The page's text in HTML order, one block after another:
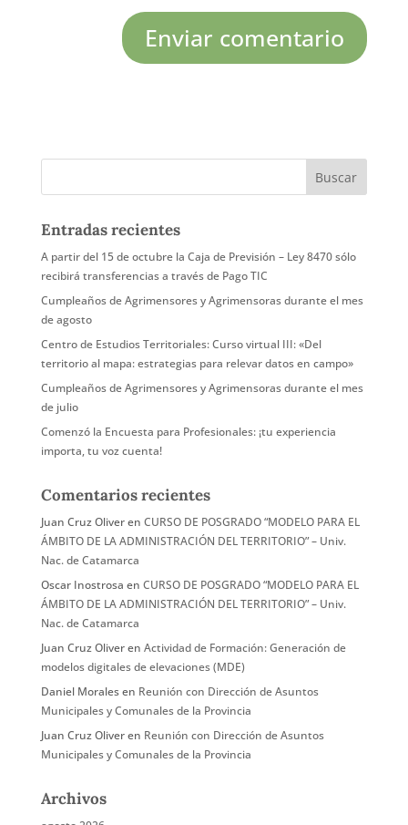
Entradas recientes
A partir del 15 de octubre la Caja de Previsión – Ley 8470 sólo
recibirá transferencias a través de Pago TIC
Cumpleaños de Agrimensores y Agrimensoras durante el mes
de agosto
Centro de Estudios Territoriales: Curso virtual III: «Del
territorio al mapa: estrategias para relevar datos en campo»
Cumpleaños de Agrimensores y Agrimensoras durante el mes
de julio
Comenzó la Encuesta para Profesionales: ¡tu experiencia
importa, tu voz cuenta!
Comentarios recientes
Juan Cruz Oliveren CURSO DE POSGRADO “MODELO PARA EL
ÁMBITO DE LA ADMINISTRACIÓN DEL TERRITORIO” – Univ.
Nac. de Catamarca
Oscar Inostrosa en CURSO DE POSGRADO “MODELO PARA EL
ÁMBITO DE LA ADMINISTRACIÓN DEL TERRITORIO” – Univ.
Nac. de Catamarca
Juan Cruz Oliveren Actividad de Formación: Generación de
modelos digitales de elevaciones (MDE)
Daniel Moralesen Reunión con Dirección de Asuntos
Municipales y Comunales de la Provincia
Juan Cruz Oliveren Reunión con Dirección de Asuntos
Municipales y Comunales de la Provincia
Archivos